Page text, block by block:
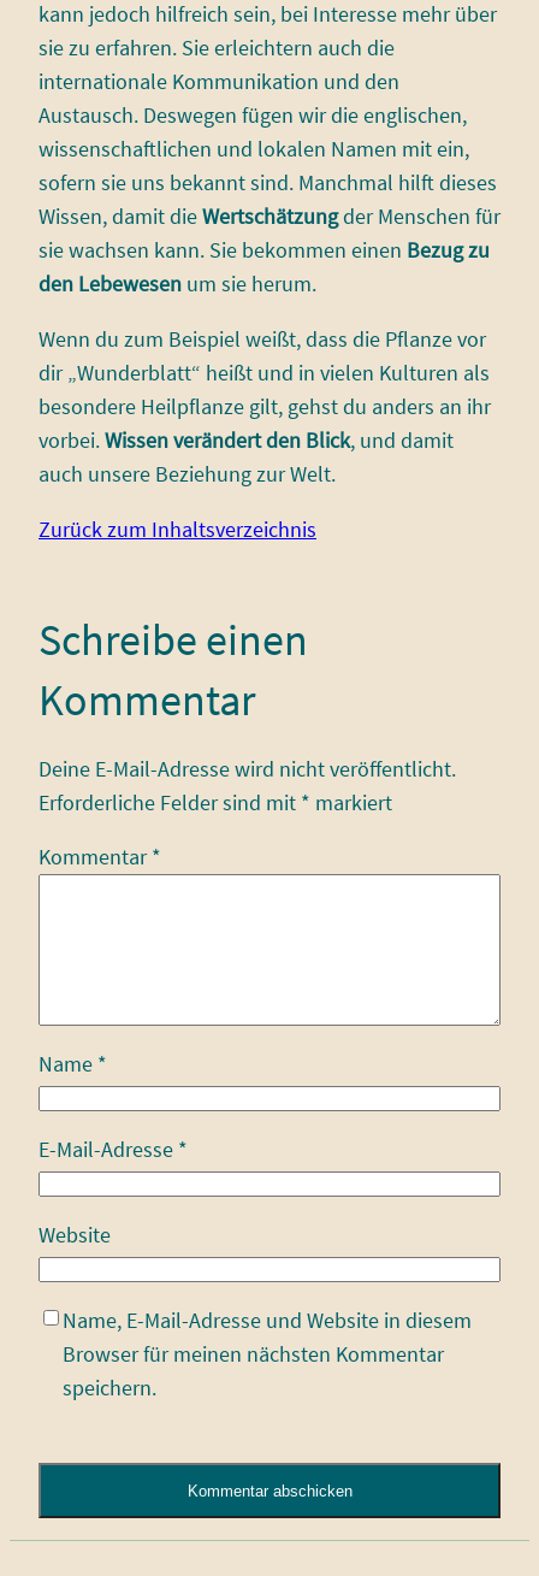
kann jedoch hilfreich sein, bei Interesse mehr über
sie zu erfahren. Sie erleichtern auch die
internationale Kommunikation und den
Austausch. Deswegen fügen wir die englischen,
wissenschaftlichen und lokalen Namen mit ein,
sofern sie uns bekannt sind. Manchmal hilft dieses
Wissen, damit dieWertschätzungder Menschen für
sie wachsen kann. Sie bekommen einen Bezug zu
den Lebewesen um sie herum.
Wenn du zum Beispiel weißt, dass die Pflanze vor
dir „Wunderblatt“ heißt und in vielen Kulturen als
besondere Heilpflanze gilt, gehst du anders an ihr
vorbei.Wissen verändert den Blick, und damit
auch unsere Beziehung zur Welt.
Zurück zum Inhaltsverzeichnis
Schreibe einen
Kommentar
Deine E-Mail-Adresse wird nicht veröffentlicht.
Erforderliche Felder sind mit * markiert
Kommentar*
Name *
E-Mail-Adresse *
Website
Name, E-Mail-Adresse und Website in diesem
Browser für meinen nächsten Kommentar
speichern.